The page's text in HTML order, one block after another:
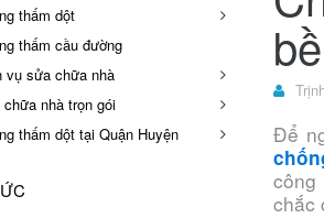
Để
chắc
thấm dột
thấm cầu đường
vụ sửa chữa nhà
nhà trọn gói
thấm dột tại Quận Huyện